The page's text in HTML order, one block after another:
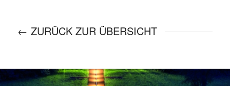
← ZURÜCK ZUR ÜBERSICHT